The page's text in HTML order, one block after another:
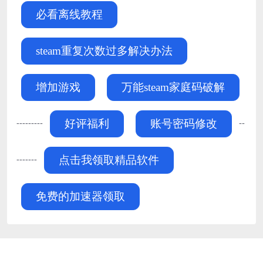
必看离线教程
steam重复次数过多解决办法
增加游戏 万能steam家庭码破解
--------- 好评福利 账号密码修改 --
------- 点击我领取精品软件
免费的加速器领取